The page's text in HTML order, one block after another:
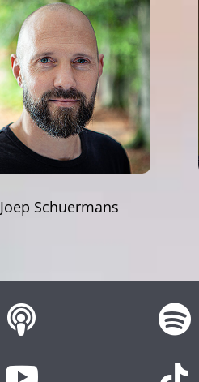
Joep Schuermans
 